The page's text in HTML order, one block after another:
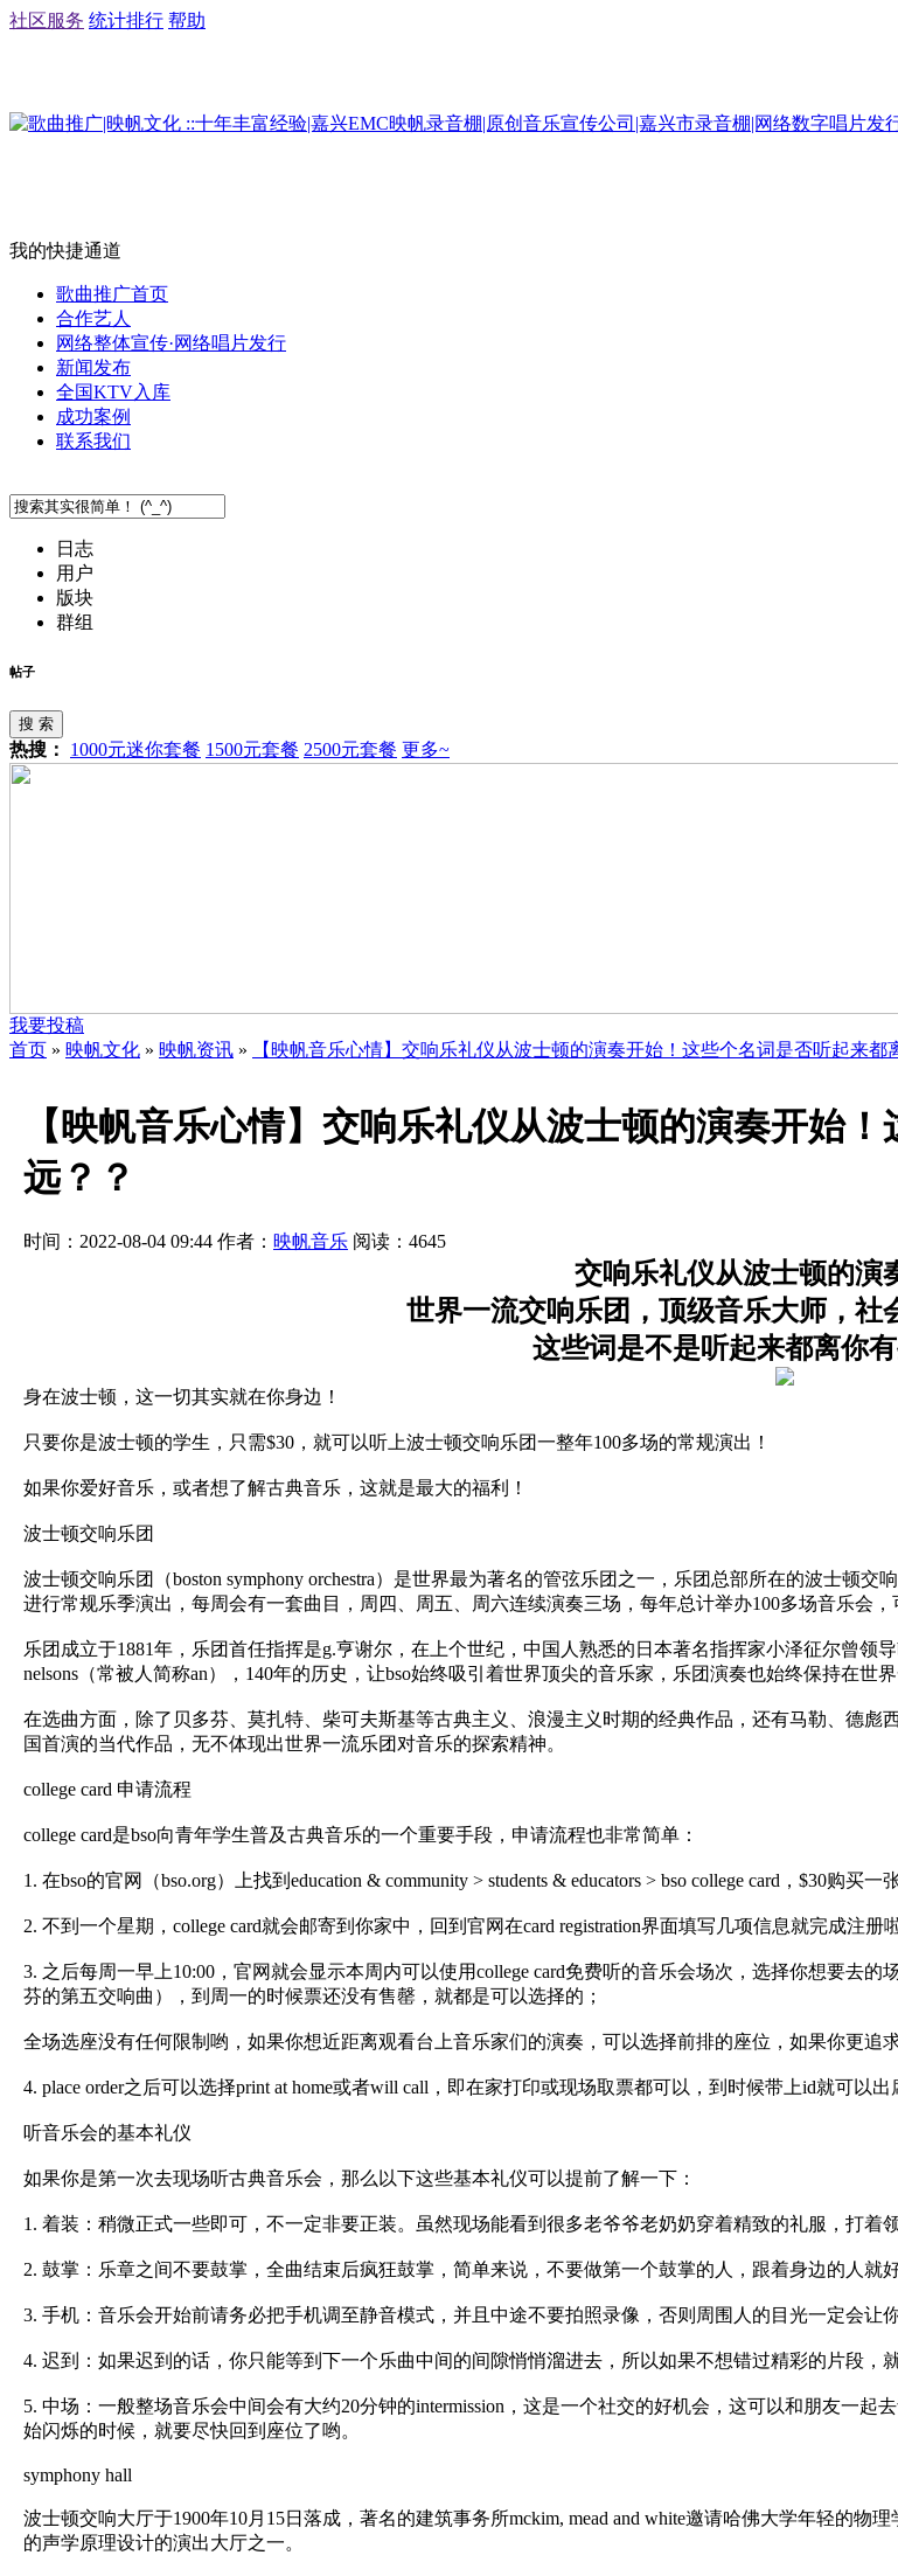
社区服务 统计排行 帮助
我的快捷通道
歌曲推广首页
合作艺人
网络整体宣传·网络唱片发行
新闻发布
全国KTV入库
成功案例
联系我们
日志
用户
版块
群组
帖子
搜 索
热搜： 1000元迷你套餐 1500元套餐 2500元套餐 更多~
我要投稿
首页 » 映帆文化 » 映帆资讯 » 【映帆音乐心情】交响乐礼仪从波士顿的演奏开始！这些个名词是否听起来都
【映帆音乐心情】交响乐礼仪从波士顿的演奏开始
远？？
时间：2022-08-04 09:44 作者： 映帆音乐 阅读： 4645
交响乐礼仪从波士顿的演
世界一流交响乐团，顶级音乐大师，
这些词是不是听起来都离你
身在波士顿，这一切其实就在你身边！
只要你是波士顿的学生，只需$30，就可以听上波士顿交响乐团一整年100多场的常规演出！
如果你爱好音乐，或者想了解古典音乐，这就是最大的福利！
波士顿交响乐团
波士顿交响乐团（boston symphony orchestra）是世界最为著名的管弦乐团之一，乐团总部所在的波士顿
进行常规乐季演出，每周会有一套曲目，周四、周五、周六连续演奏三场，每年总计举办100多场音乐会
乐团成立于1881年，乐团首任指挥是g.亨谢尔，在上个世纪，中国人熟悉的日本著名指挥家小泽征尔曾领
nelsons（常被人简称an），140年的历史，让bso始终吸引着世界顶尖的音乐家，乐团演奏也始终保持在世界
在选曲方面，除了贝多芬、莫扎特、柴可夫斯基等古典主义、浪漫主义时期的经典作品，还有马勒、德
国首演的当代作品，无不体现出世界一流乐团对音乐的探索精神。
college card 申请流程
college card是bso向青年学生普及古典音乐的一个重要手段，申请流程也非常简单：
1. 在bso的官网（bso.org）上找到education & community > students & educators > bso college card，$30购买一张
2. 不到一个星期，college card就会邮寄到你家中，回到官网在card registration界面填写几项信息就完成注册
3. 之后每周一早上10:00，官网就会显示本周内可以使用college card免费听的音乐会场次，选择你想要去
芬的第五交响曲），到周一的时候票还没有售罄，就都是可以选择的；
全场选座没有任何限制哟，如果你想近距离观看台上音乐家们的演奏，可以选择前排的座位，如果你更追
4. place order之后可以选择print at home或者will call，即在家打印或现场取票都可以，到时候带上id就可以出
听音乐会的基本礼仪
如果你是第一次去现场听古典音乐会，那么以下这些基本礼仪可以提前了解一下：
1. 着装：稍微正式一些即可，不一定非要正装。虽然现场能看到很多老爷爷老奶奶穿着精致的礼服，打着
2. 鼓掌：乐章之间不要鼓掌，全曲结束后疯狂鼓掌，简单来说，不要做第一个鼓掌的人，跟着身边的人就好
3. 手机：音乐会开始前请务必把手机调至静音模式，并且中途不要拍照录像，否则周围人的目光一定会让
4. 迟到：如果迟到的话，你只能等到下一个乐曲中间的间隙悄悄溜进去，所以如果不想错过精彩的片段，
5. 中场：一般整场音乐会中间会有大约20分钟的intermission，这是一个社交的好机会，这可以和朋友一
始闪烁的时候，就要尽快回到座位了哟。
symphony hall
波士顿交响大厅于1900年10月15日落成，著名的建筑事务所mckim, mead and white邀请哈佛大学年轻的
的声学原理设计的演出大厅之一。